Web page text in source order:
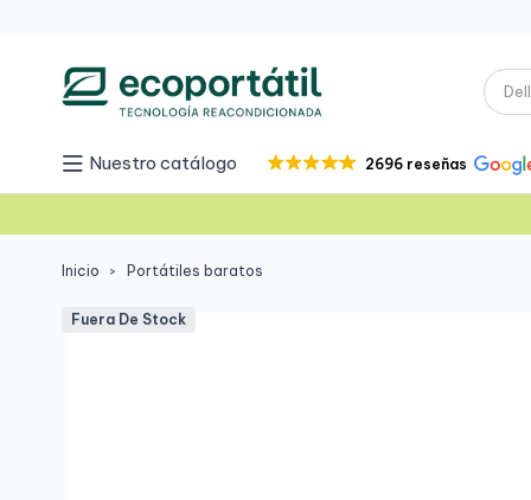
Nuestro catálogo 2696 reseñas
Inicio Portátiles baratos
Fuera De Stock